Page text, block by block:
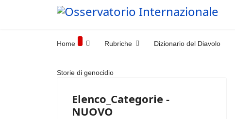
Home Rubriche Dizionario del Diavolo
Storie di genocidio
Elenco_Categorie -
NUOVO